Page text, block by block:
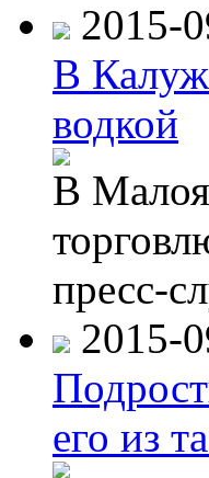
2015-
В
водкой
В
пресс-
2015-
его из